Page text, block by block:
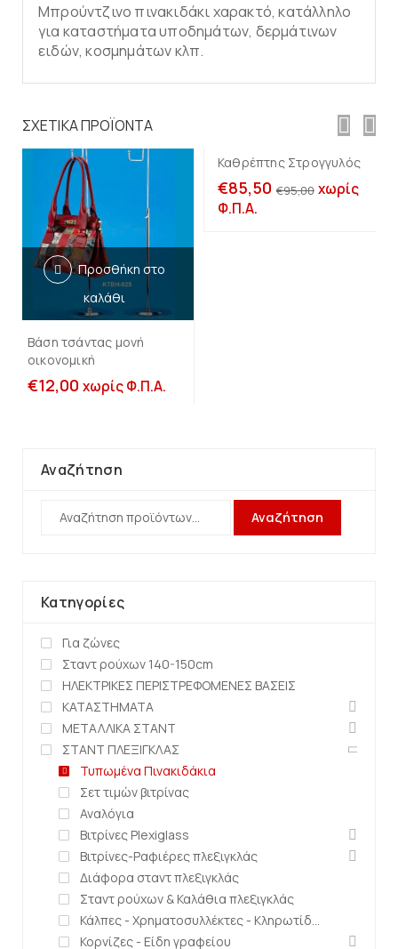
Μπρούντζινο πινακιδάκι χαρακτό, κατάλληλο
για καταστήματα υποδημάτων, δερμάτινων
ειδών, κοσμημάτων κλπ.
ΣΧΕΤΙΚΆ ΠΡΟΪΌΝΤΑ
Προσθήκη στο
καλάθι
Βάση τσάντας μονή
οικονομική
€12,00 χωρίς Φ.Π.Α.
-10%
Προσθήκη στο
Καθρέπτης Στρογγυλός
€95,00
€85,50
χωρίς
Φ.Π.Α.
Αναζήτηση
Αναζήτηση
Κατηγορίες
Για ζώνες
Σταντ ρούχων 140-150cm
ΗΛΕΚΤΡΙΚΕΣ ΠΕΡΙΣΤΡΕΦΟΜΕΝΕΣ ΒΑΣΕΙΣ
ΚΑΤΑΣΤΗΜΑΤΑ
ΜΕΤΑΛΛΙΚΑ ΣΤΑΝΤ
ΣΤΑΝΤ ΠΛΕΞΙΓΚΛΑΣ
Τυπωμένα Πινακιδάκια
Σετ τιμών βιτρίνας
Αναλόγια
Βιτρίνες Plexiglass
Βιτρίνες-Ραφιέρες πλεξιγκλάς
Διάφορα σταντ πλεξιγκλάς
Σταντ ρούχων & Καλάθια πλεξιγκλάς
Κάλπες - Χρηματοσυλλέκτες - Κληρωτίδες
Κορνίζες - Είδη γραφείου